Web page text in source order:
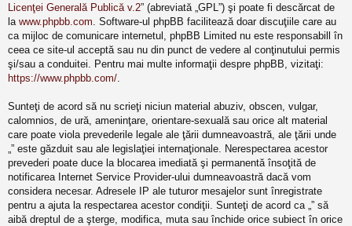
Licenţei Generală Publică v.2” (abreviată „GPL”) şi poate fi descărcat de
la www.phpbb.com . Software-ul phpBB facilitează doar discuţiile care au
ca mijloc de comunicare internetul, phpBB Limited nu este responsabill în
ceea ce site-ul acceptă sau nu din punct de vedere al conţinutului permis
şi/sau a conduitei. Pentru mai multe informaţii despre phpBB, vizitaţi:
https://www.phpbb.com/
Sunteţi de acord să nu scrieţi niciun material abuziv, obscen, vulgar,
calomnios, de ură, ameninţare, orientare-sexuală sau orice alt material
care poate viola prevederile legale ale ţării dumneavoastră, ale ţării unde
„” este găzduit sau ale legislaţiei internaţionale. Nerespectarea acestor
prevederi poate duce la blocarea imediată şi permanentă însoţită de
notificarea Internet Service Provider-ului dumneavoastră dacă vom
considera necesar. Adresele IP ale tuturor mesajelor sunt înregistrate
pentru a ajuta la respectarea acestor condiţii. Sunteţi de acord ca „” să
aibă dreptul de a şterge, modifica, muta sau închide orice subiect în orice